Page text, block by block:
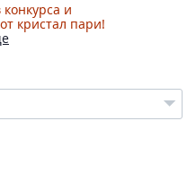
и
кристал пари!